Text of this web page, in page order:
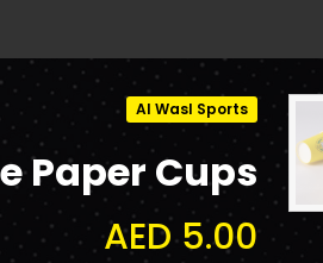
Al Wasl Sports
Paper Cups
AED 5.00